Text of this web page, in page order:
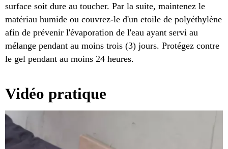
surface soit dure au toucher. Par la suite, maintenez le
matériau humide ou couvrez-le d'un etoile de polyéthylène
afin de prévenir l'évaporation de l'eau ayant servi au
mélange pendant au moins trois (3) jours. Protégez contre
le gel pendant au moins 24 heures.
Vidéo pratique